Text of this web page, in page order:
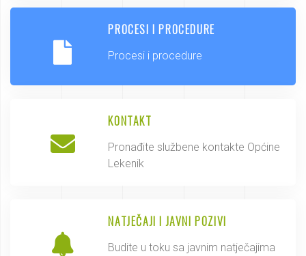
PROCESI I PROCEDURE
Procesi i procedure
KONTAKT
Pronađite službene kontakte Općine
Lekenik
NATJEČAJI I JAVNI POZIVI
Budite u toku sa javnim natječajima